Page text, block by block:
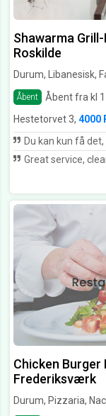
Shawarma
Roskilde
Durum, Libanesisk,
Åbent Åbent fra kl
Hestetorvet 3, 4000
Du kan kun få det, hvis du udtaler det
Great service, clean,
Chicken Burger
Frederiksværk
Durum, Pizzaria,